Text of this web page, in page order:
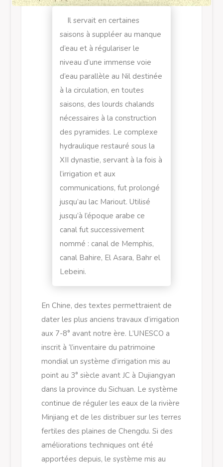
Il servait en certaines
saisons à suppléer au manque
d’eau et à régulariser le
niveau d’une immense voie
d’eau parallèle au Nil destinée
à la circulation, en toutes
saisons, des lourds chalands
nécessaires à la construction
des pyramides. Le complexe
hydraulique restauré sous la
XII dynastie, servant à la fois à
l’irrigation et aux
communications, fut prolongé
jusqu’au lac Mariout. Utilisé
jusqu’à l’époque arabe ce
canal fut successivement
nommé : canal de Memphis,
canal Bahire, El Asara, Bahr el
Lebeini.
En Chine, des textes permettraient de
dater les plus anciens travaux d’irrigation
aux 7-8° avant notre ère. L’UNESCO a
inscrit à ‘l’inventaire du patrimoine
mondial un système d’irrigation mis au
point au 3° siècle avant JC à Dujiangyan
dans la province du Sichuan. Le système
continue de réguler les eaux de la rivière
Minjiang et de les distribuer sur les terres
fertiles des plaines de Chengdu. Si des
améliorations techniques ont été
apportées depuis, le système mis au